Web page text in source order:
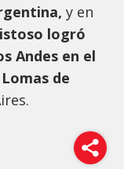
y en
logró
Andes en el
de